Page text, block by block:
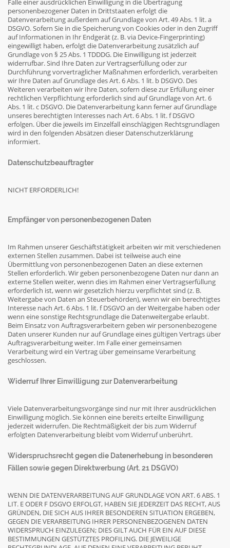
Falle einer ausdrücklichen Einwilligung in die Übertragung
personenbezogener Daten in Drittstaaten erfolgt die
Datenverarbeitung außerdem auf Grundlage von Art. 49 Abs. 1 lit. a
DSGVO. Sofern Sie in die Speicherung von Cookies oder in den Zugriff
auf Informationen in Ihr Endgerät (z. B. via Device-Fingerprinting)
eingewilligt haben, erfolgt die Datenverarbeitung zusätzlich auf
Grundlage von § 25 Abs. 1 TDDDG. Die Einwilligung ist jederzeit
widerrufbar. Sind Ihre Daten zur Vertragserfüllung oder zur
Durchführung vorvertraglicher Maßnahmen erforderlich, verarbeiten
wir Ihre Daten auf Grundlage des Art. 6 Abs. 1 lit. b DSGVO. Des
Weiteren verarbeiten wir Ihre Daten, sofern diese zur Erfüllung einer
rechtlichen Verpflichtung erforderlich sind auf Grundlage von Art. 6
Abs. 1 lit. c DSGVO. Die Datenverarbeitung kann ferner auf Grundlage
unseres berechtigten Interesses nach Art. 6 Abs. 1 lit. f DSGVO
erfolgen. Über die jeweils im Einzelfall einschlägigen Rechtsgrundlagen
wird in den folgenden Absätzen dieser Datenschutzerklärung
informiert.
Datenschutz­beauftragter
NICHT ERFORDERLICH!
Empfänger von personenbezogenen Daten
Im Rahmen unserer Geschäftstätigkeit arbeiten wir mit verschiedenen
externen Stellen zusammen. Dabei ist teilweise auch eine
Übermittlung von personenbezogenen Daten an diese externen
Stellen erforderlich. Wir geben personenbezogene Daten nur dann an
externe Stellen weiter, wenn dies im Rahmen einer Vertragserfüllung
erforderlich ist, wenn wir gesetzlich hierzu verpflichtet sind (z. B.
Weitergabe von Daten an Steuerbehörden), wenn wir ein berechtigtes
Interesse nach Art. 6 Abs. 1 lit. f DSGVO an der Weitergabe haben oder
wenn eine sonstige Rechtsgrundlage die Datenweitergabe erlaubt.
Beim Einsatz von Auftragsverarbeitern geben wir personenbezogene
Daten unserer Kunden nur auf Grundlage eines gültigen Vertrags über
Auftragsverarbeitung weiter. Im Falle einer gemeinsamen
Verarbeitung wird ein Vertrag über gemeinsame Verarbeitung
geschlossen.
Widerruf Ihrer Einwilligung zur Datenverarbeitung
Viele Datenverarbeitungsvorgänge sind nur mit Ihrer ausdrücklichen
Einwilligung möglich. Sie können eine bereits erteilte Einwilligung
jederzeit widerrufen. Die Rechtmäßigkeit der bis zum Widerruf
erfolgten Datenverarbeitung bleibt vom Widerruf unberührt.
Widerspruchsrecht gegen die Datenerhebung in besonderen
Fällen sowie gegen Direktwerbung (Art. 21 DSGVO)
WENN DIE DATENVERARBEITUNG AUF GRUNDLAGE VON ART. 6 ABS. 1
LIT. E ODER F DSGVO ERFOLGT, HABEN SIE JEDERZEIT DAS RECHT, AUS
GRÜNDEN, DIE SICH AUS IHRER BESONDEREN SITUATION ERGEBEN,
GEGEN DIE VERARBEITUNG IHRER PERSONENBEZOGENEN DATEN
WIDERSPRUCH EINZULEGEN; DIES GILT AUCH FÜR EIN AUF DIESE
BESTIMMUNGEN GESTÜTZTES PROFILING. DIE JEWEILIGE